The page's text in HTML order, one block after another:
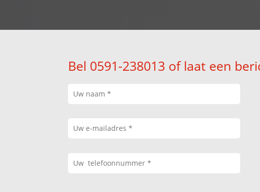
Bel 0591-238013 of laat een